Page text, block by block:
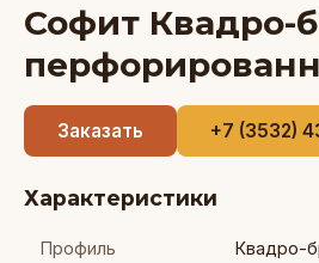
Софит Квадро-
Заказать +7 (3532)
Характеристики
Профиль Квадро-